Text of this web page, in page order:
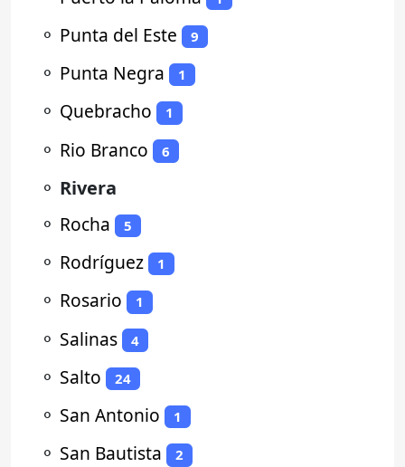
⚬ Punta del Este 9
⚬ Punta Negra 1
⚬ Quebracho 1
⚬ Rio Branco 6
⚬ Rivera
⚬ Rocha 5
⚬ Rodríguez 1
⚬ Rosario 1
⚬ Salinas 4
⚬ Salto 24
⚬ San Antonio 1
⚬ San Bautista 2